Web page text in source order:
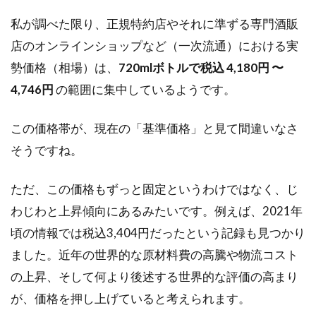
や楽天
り扱い
2.3
おす
の飲
み方
（ロ
ク・
ソー
ダ）
2.3.1
ロック
2.3.2
ソーダ
私が調べた限り、正規特約店やそれに準ずる専門酒販
店のオンラインショップなど（一次流通）における実
勢価格（相場）は、 720mlボトルで税込 4,180円 〜
4,746円の範囲に集中しているようです。
この価格帯が、現在の「基準価格」と見て間違いなさ
そうですね。
ただ、この価格もずっと固定というわけではなく、じ
わじわと上昇傾向にあるみたいです。例えば、2021年
頃の情報では税込3,404円だったという記録も見つかり
ました。近年の世界的な原材料費の高騰や物流コスト
の上昇、そして何より後述する世界的な評価の高まり
が、価格を押し上げていると考えられます。